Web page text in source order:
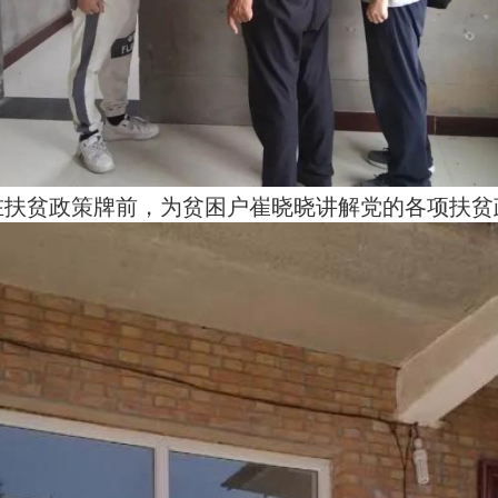
贫政策牌前，为贫困户崔晓晓讲解党的各项扶